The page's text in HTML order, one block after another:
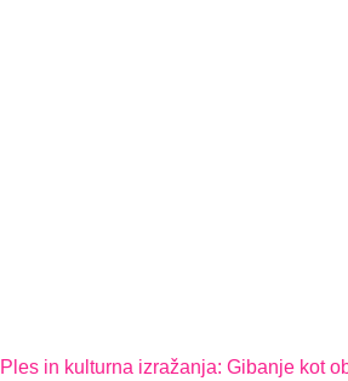
Ples in kulturna izražanja: Gibanje kot